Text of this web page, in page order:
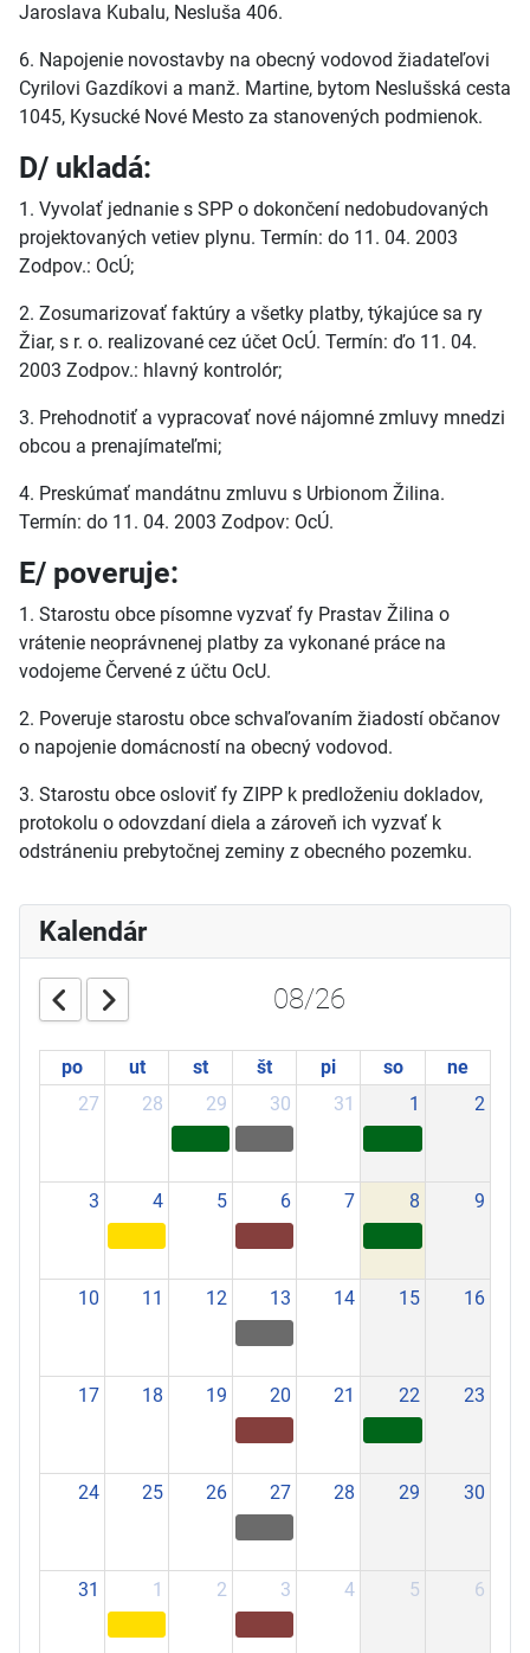
Jaroslava Kubalu, Nesluša 406.
6. Napojenie novostavby na obecný vodovod žiadateľovi
Cyrilovi Gazdíkovi a manž. Martine, bytom Neslušská cesta
1045, Kysucké Nové Mesto za stanovených podmienok.
D/ ukladá:
1. Vyvolať jednanie s SPP o dokončení nedobudovaných
projektovaných vetiev plynu. Termín: do 11. 04. 2003
Zodpov.: OcÚ;
2. Zosumarizovať faktúry a všetky platby, týkajúce sa ry
Žiar, s r. o. realizované cez účet OcÚ. Termín: ďo 11. 04.
2003 Zodpov.: hlavný kontrolór;
3. Prehodnotiť a vypracovať nové nájomné zmluvy mnedzi
obcou a prenajímateľmi;
4. Preskúmať mandátnu zmluvu s Urbionom Žilina.
Termín: do 11. 04. 2003 Zodpov: OcÚ.
E/ poveruje:
1. Starostu obce písomne vyzvať fy Prastav Žilina o
vrátenie neoprávnenej platby za vykonané práce na
vodojeme Červené z účtu OcU.
2. Poveruje starostu obce schvaľovaním žiadostí občanov
o napojenie domácností na obecný vodovod.
3. Starostu obce osloviť fy ZIPP k predloženiu dokladov,
protokolu o odovzdaní diela a zároveň ich vyzvať k
odstráneniu prebytočnej zeminy z obecného pozemku.
Kalendár
08/26
po ut st št pi so
ne
27
28 29 30 31 1 2
3 4 5 6 7 8 9
10 11 12 13 14 15 16
17 18 19 20 21 22 23
24 25 26 27 28 29 30
31 1 2 3 4 5 6